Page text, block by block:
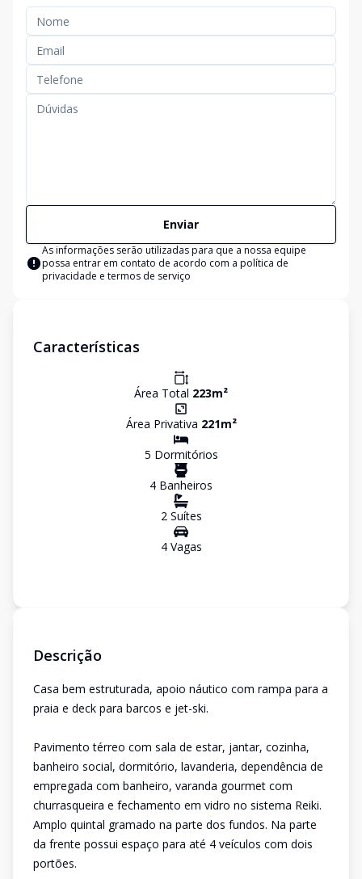
Enviar
As informações serão utilizadas para que a nossa equipe
possa entrar em contato de acordo com a política de
privacidade e termos de serviço
Características
Área Total 223m²
Área Privativa 221m²
5 Dormitórios
4 Banheiros
2Suítes
4Vagas
Descrição
Casa bem estruturada, apoio náutico com rampa para a
praia e deck para barcos e jet-ski.
Pavimento térreo com sala de estar, jantar, cozinha,
banheiro social, dormitório, lavanderia, dependência de
empregada com banheiro, varanda gourmet com
churrasqueira e fechamento em vidro no sistema Reiki.
Amplo quintal gramado na parte dos fundos. Na parte
da frente possui espaço para até 4 veículos com dois
portões.